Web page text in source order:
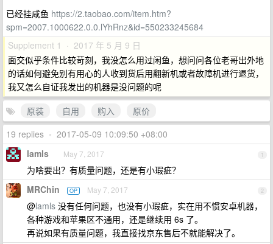
已经挂咸鱼 https://2.taobao.com/item.htm?
spm=2007.1000622.0.0.lYhRnz&id=550233245684
Supplement 1 · 2017 年 5 月 9 日
面交似乎条件比较苛刻，我没怎么用过闲鱼，想问问各位老哥出外地
的话如何避免别有用心的人收到货后用翻新机或者故障机进行退货，
我又怎么自证我发出的机器是没问题的呢
原装
自用 购入
原价
19 replies • 2017-05-09 10:09:50 +08:00
1
lamls May 7, 2017
为啥要出？有质量问题，还是有小瑕疵？
2
MRChin OP May 7, 2017
@lamls 没有任何问题，也没有小瑕疵，实在用不惯安卓机器，
各种游戏和苹果区不通用，还是继续用 6s 了。
再说如果有质量问题，我直接找京东售后不就能解决了。